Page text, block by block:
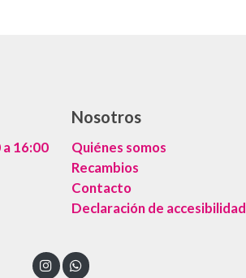
a 16:00
Nosotros
Quiénes somos
Recambios
Contacto
Declaración de accesibilidad